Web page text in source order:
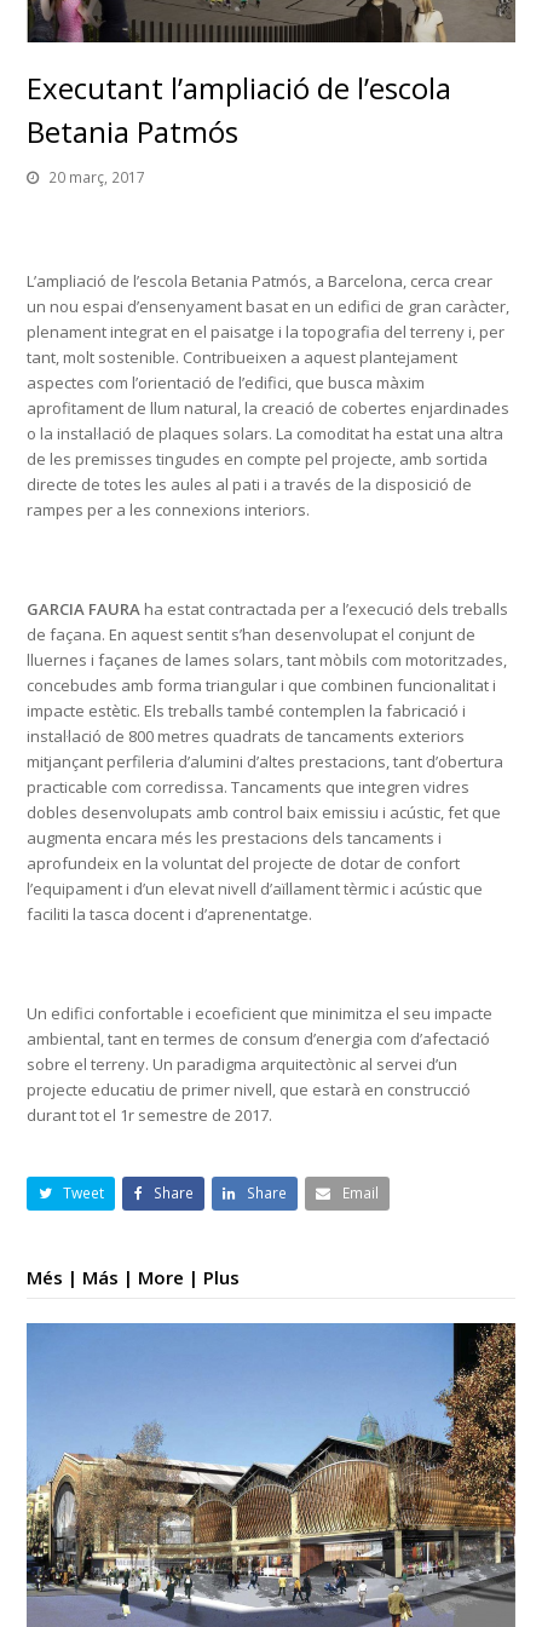
Executant l’ampliació de l’escola
Betania Patmós
20 març, 2017
L’ampliació de l’escola Betania Patmós, a Barcelona, cerca crear
un nou espai d’ensenyament basat en un edifici de gran caràcter,
plenament integrat en el paisatge i la topografia del terreny i, per
tant, molt sostenible. Contribueixen a aquest plantejament
aspectes com l’orientació de l’edifici, que busca màxim
aprofitament de llum natural, la creació de cobertes enjardinades
o la instal·lació de plaques solars. La comoditat ha estat una altra
de les premisses tingudes en compte pel projecte, amb sortida
directe de totes les aules al pati i a través de la disposició de
rampes per a les connexions interiors.
GARCIA FAURA ha estat contractada per a l’execució dels treballs
de façana. En aquest sentit s’han desenvolupat el conjunt de
lluernes i façanes de lames solars, tant mòbils com motoritzades,
concebudes amb forma triangular i que combinen funcionalitat i
impacte estètic. Els treballs també contemplen la fabricació i
instal·lació de 800 metres quadrats de tancaments exteriors
mitjançant perfileria d’alumini d’altes prestacions, tant d’obertura
practicable com corredissa. Tancaments que integren vidres
dobles desenvolupats amb control baix emissiu i acústic, fet que
augmenta encara més les prestacions dels tancaments i
aprofundeix en la voluntat del projecte de dotar de confort
l’equipament i d’un elevat nivell d’aïllament tèrmic i acústic que
faciliti la tasca docent i d’aprenentatge.
Un edifici confortable i ecoeficient que minimitza el seu impacte
ambiental, tant en termes de consum d’energia com d’afectació
sobre el terreny. Un paradigma arquitectònic al servei d’un
projecte educatiu de primer nivell, que estarà en construcció
durant tot el 1r semestre de 2017.
Tweet Share Share Email
Més | Más | More | Plus